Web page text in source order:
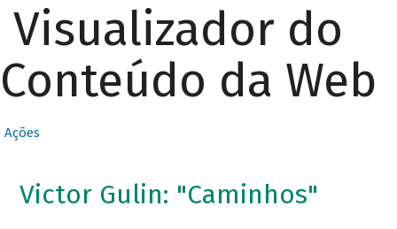
Visualizador do
Conteúdo da Web
Ações
Victor Gulin: "Caminhos"